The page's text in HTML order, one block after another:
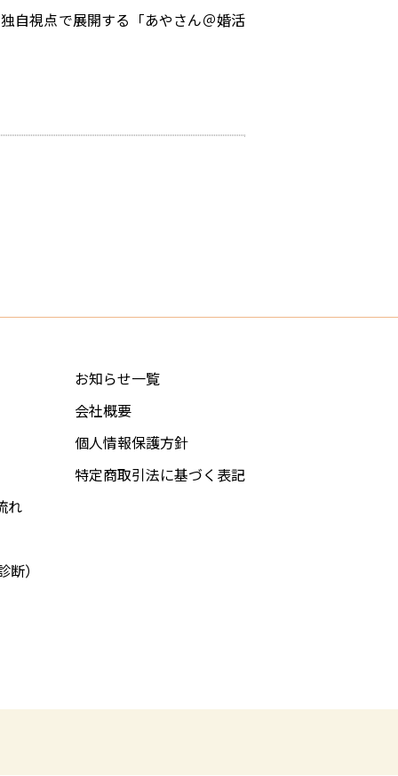
自視点で展開する「あやさん＠婚活
れ
）
お知らせ一覧
会社概要
個人情報保護方針
特定商取引法に基づく表記